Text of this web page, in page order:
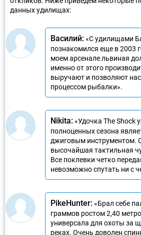
данных удилищах:
Василий:«С удилищами
познакомился еще в 2003
моем арсенале львиная
именно от этого
выручают и позволяют
процессом рыбалки».
Nikita:«Удочка The Shock
полноценных сезона
джиговым инструментом.
высочайшая тактильная
Все поклевки четко
невозможно спутать ни с
PikeHunter:«Брал себе
граммов ростом 2,40
универсала для охоты за
реках. Очень доволен